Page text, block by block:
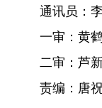
通讯员：
一审：黄
二审：芦
责编：唐